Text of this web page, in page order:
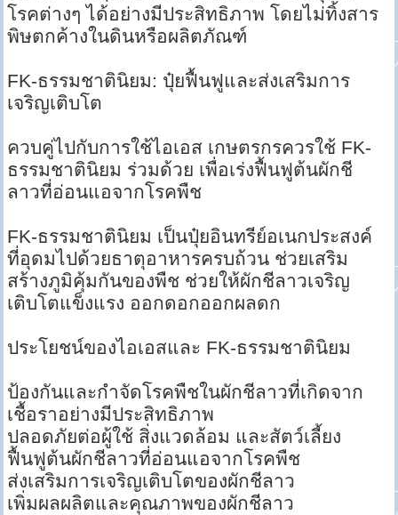
โรคต่างๆ ได้อย่างมีประสิทธิภาพ โดยไม่ทิ้งสาร
พิษตกค้างในดินหรือผลิตภัณฑ์
FK-ธรรมชาตินิยม: ปุ๋ยฟื้นฟูและส่งเสริมการ
เจริญเติบโต
ควบคู่ไปกับการใช้ไอเอส เกษตรกรควรใช้ FK-
ธรรมชาตินิยม ร่วมด้วย เพื่อเร่งฟื้นฟูต้นผักชี
ลาวที่อ่อนแอจากโรคพืช
FK-ธรรมชาตินิยม เป็นปุ๋ยอินทรีย์อเนกประสงค์
ที่อุดมไปด้วยธาตุอาหารครบถ้วน ช่วยเสริม
สร้างภูมิคุ้มกันของพืช ช่วยให้ผักชีลาวเจริญ
เติบโตแข็งแรง ออกดอกออกผลดก
ประโยชน์ของไอเอสและ FK-ธรรมชาตินิยม
ป้องกันและกำจัดโรคพืชในผักชีลาวที่เกิดจาก
เชื้อราอย่างมีประสิทธิภาพ
ปลอดภัยต่อผู้ใช้ สิ่งแวดล้อม และสัตว์เลี้ยง
ฟื้นฟูต้นผักชีลาวที่อ่อนแอจากโรคพืช
ส่งเสริมการเจริญเติบโตของผักชีลาว
เพิ่มผลผลิตและคุณภาพของผักชีลาว